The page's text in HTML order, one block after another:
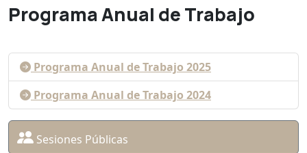
Programa Anual de Trabajo
Programa Anual de Trabajo 2025
Programa Anual de Trabajo 2024
Sesiones Públicas